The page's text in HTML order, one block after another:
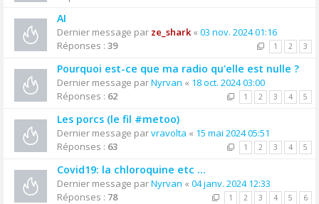
AI
Dernier message par ze_shark« 03 nov. 2024 01:16
Réponses : 39 1 2 3
Pourquoi est-ce que ma radio qu'elle est nulle ?
Dernier message parNyrvan « 18 oct. 2024 03:00
Réponses : 62 1 2 3 4 5
Les porcs (le fil #metoo)
Dernier message parvravolta « 15 mai 2024 05:51
Réponses : 63 1 2 3 4 5
Covid19: la chloroquine etc ...
Dernier message parNyrvan « 04 janv. 2024 12:33
Réponses : 78 1 2 3 4 5 6